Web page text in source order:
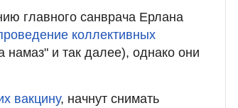
главного санврача Ерлана
коллективных
намаз" и так далее), однако они
вакцину, начнут снимать